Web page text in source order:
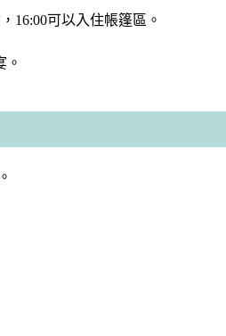
16:00可以入住帳篷區。
。